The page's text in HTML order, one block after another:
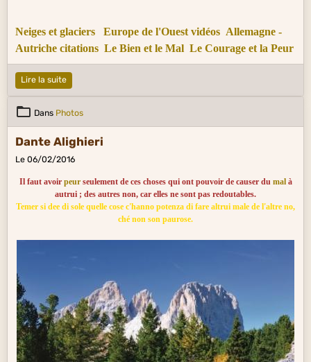
Neiges et glaciers Europe de l'Ouest vidéos Allemagne -
Autriche citations Le Bien et le Mal Le Courage et la Peur
Lire la suite
Dans Photos
Dante Alighieri
Le 06/02/2016
Il faut avoir peurseulement de ces choses qui ont pouvoir de causer du mal à
autrui ; des autres non, car elles ne sont pas redoutables.
Temer si dee di sole quelle cose c'hanno potenza di fare altrui male de l'altre no,
ché non son paurose.